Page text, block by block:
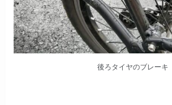
後ろタイヤのブレーキ